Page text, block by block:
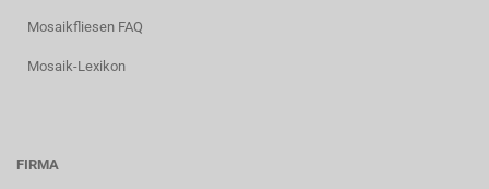
Mosaikfliesen FAQ
Mosaik-Lexikon
FIRMA